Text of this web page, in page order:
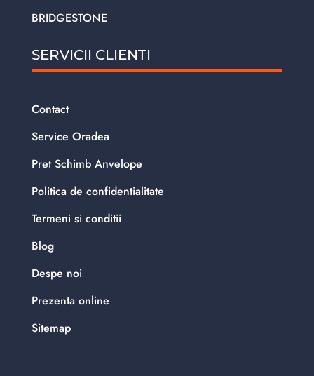
BRIDGESTONE
SERVICII CLIENTI
Contact
Service Oradea
Pret Schimb Anvelope
Politica de confidentialitate
Termeni si conditii
Blog
Despe noi
Prezenta online
Sitemap